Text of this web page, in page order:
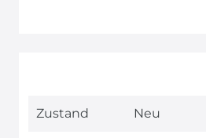
Technisches
Wert
Zustand Neu